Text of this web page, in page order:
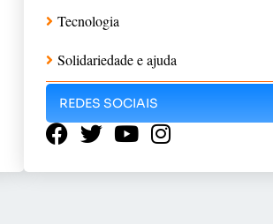
Tecnologia
Solidariedade e ajuda
REDES SOCIAIS